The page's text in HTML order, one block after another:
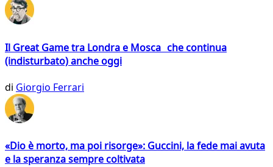
Il Great Game tra Londra e Mosca che continua
(indisturbato) anche oggi
di Giorgio Ferrari
«Dio è morto, ma poi risorge»: Guccini, la fede mai avuta
e la speranza sempre coltivata